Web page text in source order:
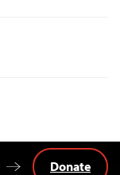
Donate